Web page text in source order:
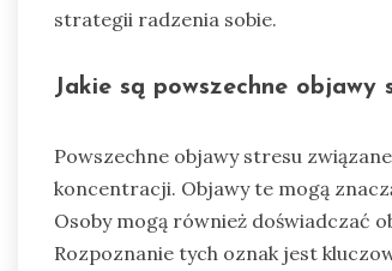
strategii radzenia sobie.
Jakie są powszechne objawy
Powszechne objawy stresu
koncentracji. Objawy te mogą
Osoby mogą również doświadczać
Rozpoznanie tych oznak jest